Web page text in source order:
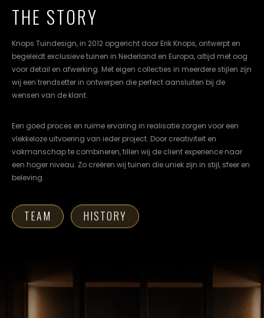
NL EN DE
THE STORY
Knops Tuindesign, in 2012 opgericht door Erik Knops, ontwerpt en
begeleidt exclusieve tuinen in Nederland en Europa, altijd met oog
voor detail en afwerking. Met eigen collecties in meerdere stijlen zijn
wij een trendsetter in ontwerpen die perfect aansluiten bij de
wensen van de klant.
Een goed proces en ruime ervaring in realisatie zorgen voor een
vlekkeloze uitvoering van ieder project. Door creativiteit en
vakmanschap te combineren, tillen wij de client experience naar
een hoger niveau. Zo creëren wij tuinen die uniek zijn in stijl, sfeer en
beleving.
TEAM HISTORY
uw
cookievoorkeuren
instellen.
COOKIE-
INSTELLINGEN
ALLES
ALLE
COOKIES
ACCEPTEREN